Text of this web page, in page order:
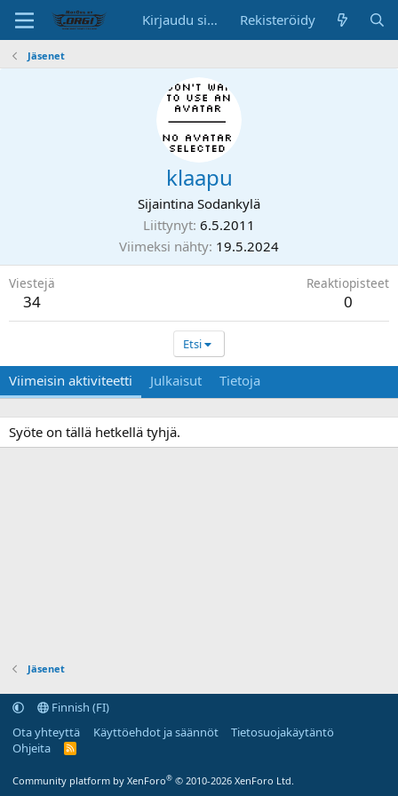
Kirjaudu sisään Rekisteröidy
Jäsenet
klaapu
Sijaintina Sodankylä
Liittynyt 6.5.2011
Viimeksi nähty 19.5.2024
Viestejä
34
Reaktiopisteet
0
Etsi
Viimeisin aktiviteetti Julkaisut Tietoja
Syöte on tällä hetkellä tyhjä.
Jäsenet
Finnish (FI)
Ota yhteyttä
Käyttöehdot ja säännöt
Tietosuojakäytäntö
Ohjeita
R
Community platform by XenForo® © 2010-2026 XenForo Ltd.